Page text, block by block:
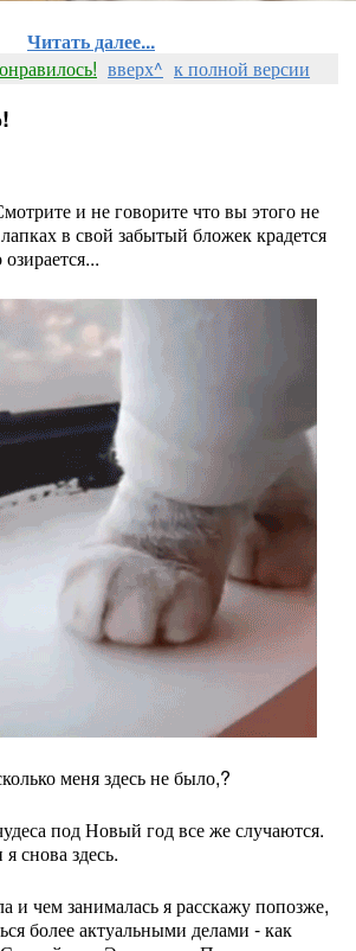
Читать далее...
вверх^ к полной версии
и не говорите что вы этого не
в свой забытый бложек крадется
меня здесь не было,?
под Новый год все же случаются.
снова здесь.
и чем занималась я расскажу попозже,
более актуальными делами - как